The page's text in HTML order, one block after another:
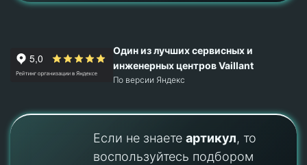
Один из лучших сервисных и
инженерных центров Vaillant
По версии Яндекс
Если не знаете артикул, то
воспользуйтесь подбором